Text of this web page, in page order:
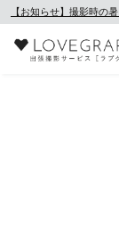
【お知らせ】撮影時の